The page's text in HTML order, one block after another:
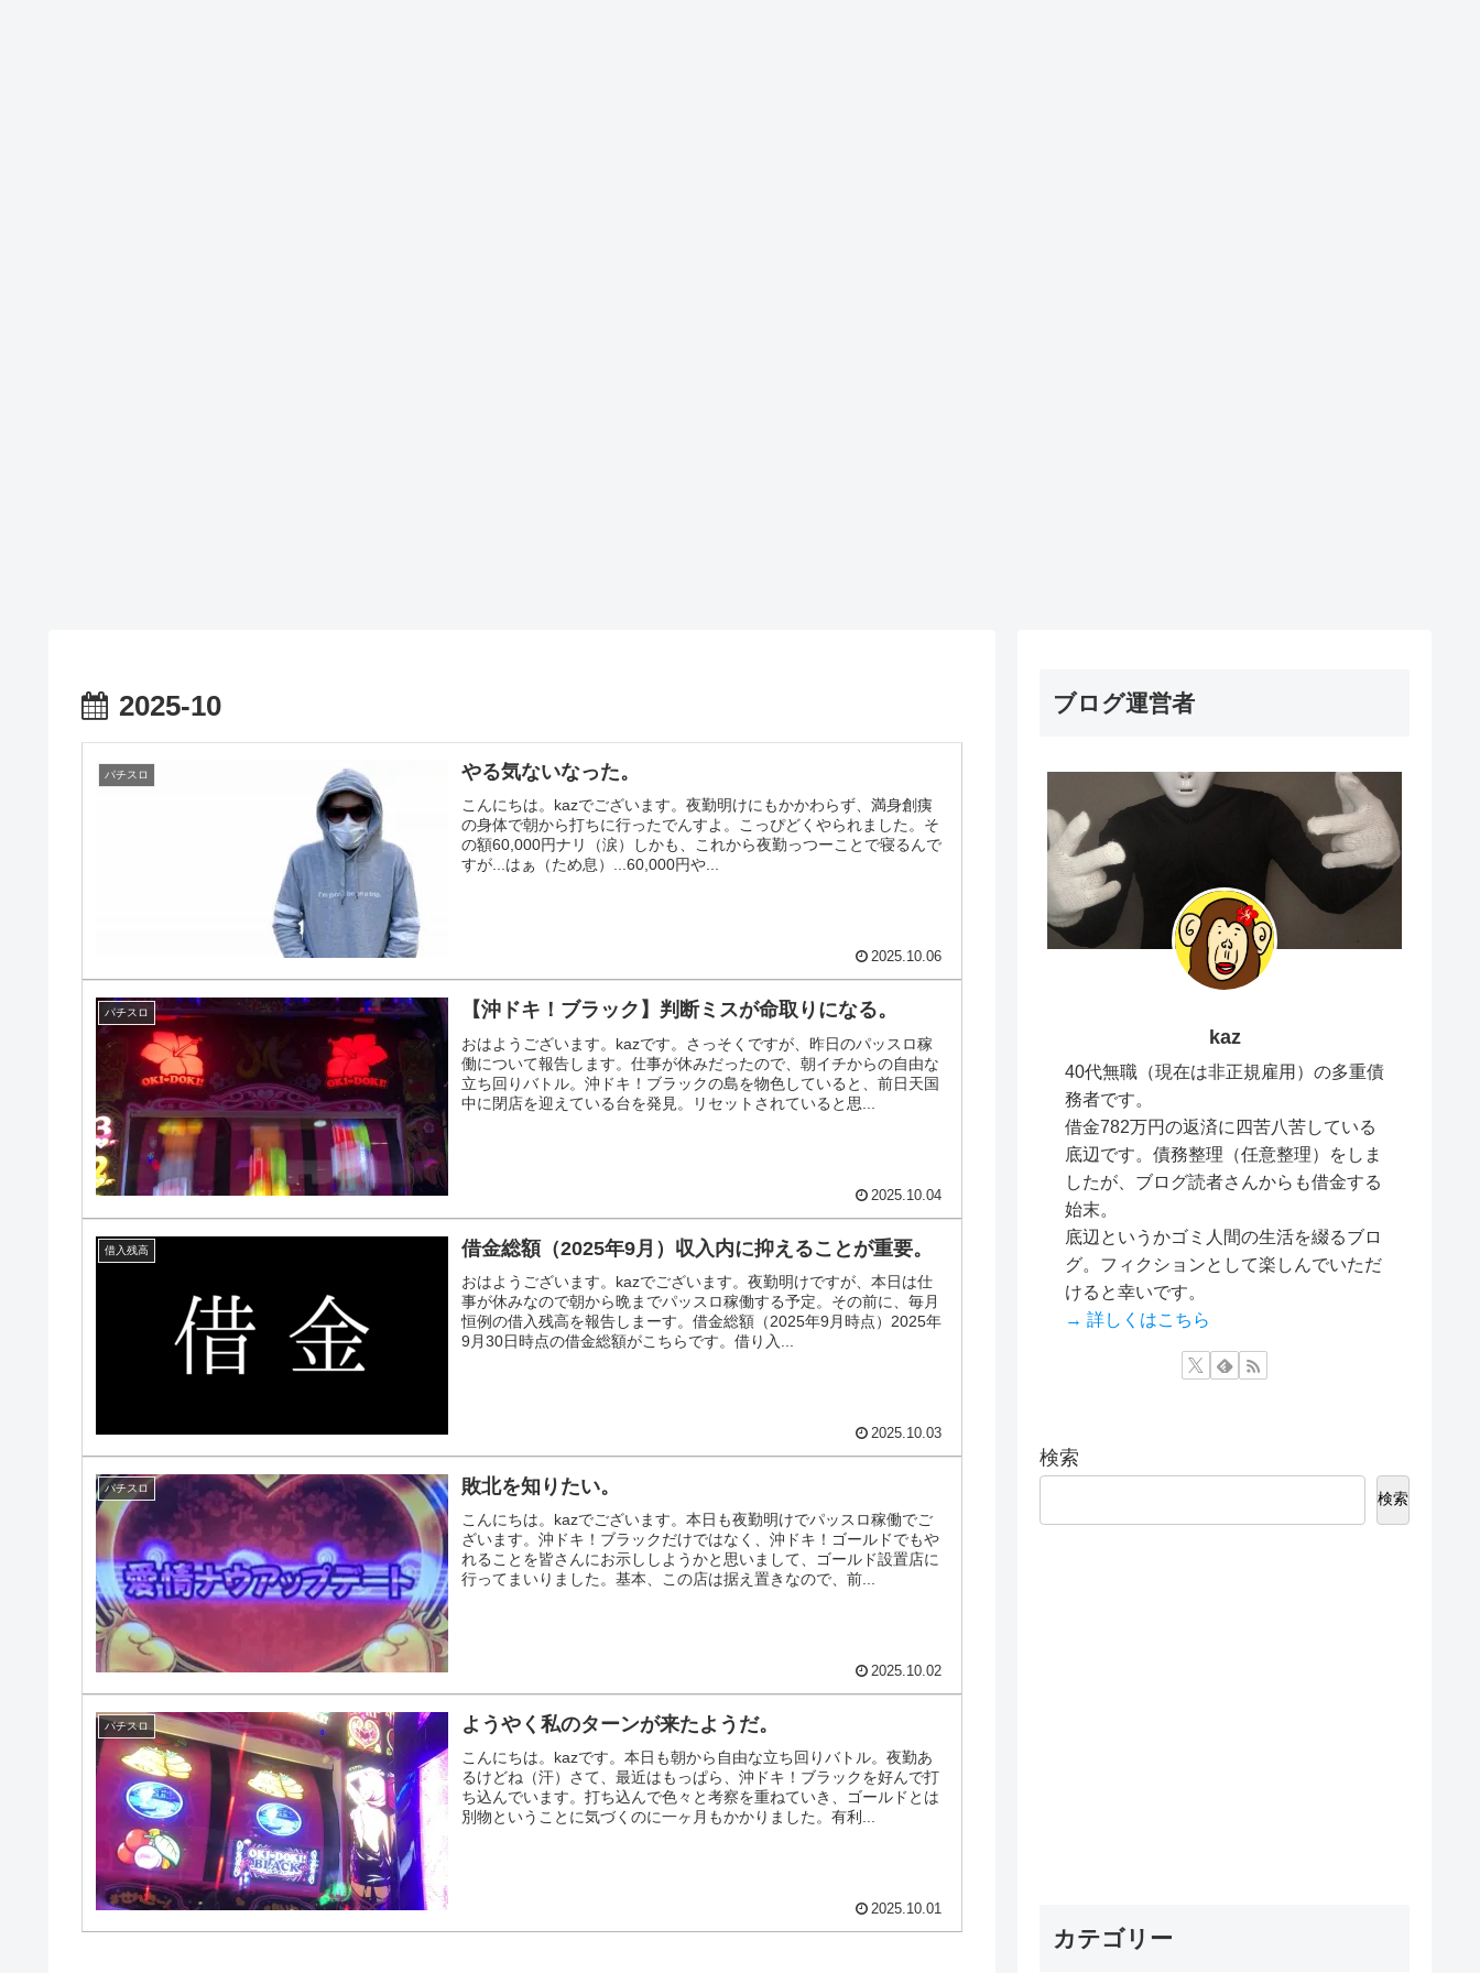
2025-10
パチスロ やる気ないなった。
こんにちは。kazでございます。夜勤明けにもかかわらず、満身創痍
の身体で朝から打ちに行ったでんすよ。こっぴどくやられました。そ
の額60,000円ナリ（涙）しかも、これから夜勤っつーことで寝るんで
すが...はぁ（ため息）...60,000円や...
2025.10.06
パチスロ 【沖ドキ！ブラック】判断ミスが命取りになる。
おはようございます。kazです。さっそくですが、昨日のパッスロ稼
働について報告します。仕事が休みだったので、朝イチからの自由な
立ち回りバトル。沖ドキ！ブラックの島を物色していると、前日天国
中に閉店を迎えている台を発見。リセットされていると思...
2025.10.04
借入残高 借金総額（2025年9月）収入内に抑えることが重要。
おはようございます。kazでございます。夜勤明けですが、本日は仕
事が休みなので朝から晩までパッスロ稼働する予定。その前に、毎月
恒例の借入残高を報告しまーす。借金総額（2025年9月時点）2025年
9月30日時点の借金総額がこちらです。借り入...
2025.10.03
パチスロ 敗北を知りたい。
こんにちは。kazでございます。本日も夜勤明けでパッスロ稼働でご
ざいます。沖ドキ！ブラックだけではなく、沖ドキ！ゴールドでもや
れることを皆さんにお示ししようかと思いまして、ゴールド設置店に
行ってまいりました。基本、この店は据え置きなので、前...
2025.10.02
パチスロ ようやく私のターンが来たようだ。
こんにちは。kazです。本日も朝から自由な立ち回りバトル。夜勤あ
るけどね（汗）さて、最近はもっぱら、沖ドキ！ブラックを好んで打
ち込んでいます。打ち込んで色々と考察を重ねていき、ゴールドとは
別物ということに気づくのに一ヶ月もかかりました。有利...
2025.10.01
ブログ運営者
kaz
40代無職（現在は非正規雇用）の多重債
務者です。
借金782万円の返済に四苦八苦している
底辺です。債務整理（任意整理）をしま
したが、ブログ読者さんからも借金する
始末。
底辺というかゴミ人間の生活を綴るブロ
グ。フィクションとして楽しんでいただ
けると幸いです。
→ 詳しくはこちら
検索
検索
カテゴリー